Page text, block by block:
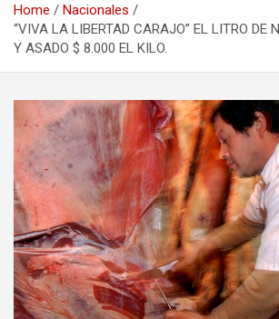
Home
Nacionales
“VIVA LA LIBERTAD CARAJO” EL LITRO DE
Y ASADO $ 8.000 EL KILO.